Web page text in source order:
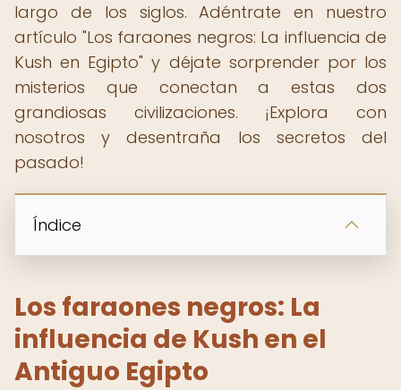
largo de los siglos. Adéntrate en nuestro
artículo "Los faraones negros: La influencia de
Kush en Egipto" y déjate sorprender por los
misterios que conectan a estas dos
grandiosas civilizaciones. ¡Explora con
nosotros y desentraña los secretos del
pasado!
Índice
Los faraones negros: La
influencia de Kush en el
Antiguo Egipto